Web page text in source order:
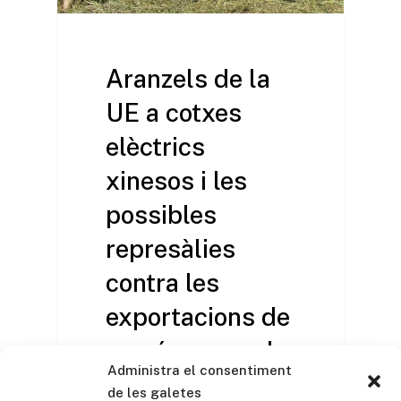
Administra el consentiment
de les galetes
Aranzels de la
UE a cotxes
elèctrics
xinesos i les
possibles
represàlies
contra les
exportacions de
porcí espanyol:
una primera